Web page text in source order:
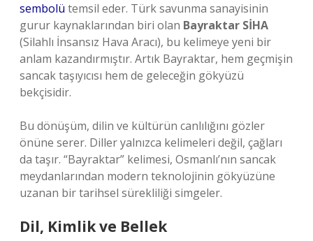
sembolü temsil eder. Türk savunma sanayisinin
gurur kaynaklarından biri olan Bayraktar SİHA
(Silahlı İnsansız Hava Aracı), bu kelimeye yeni bir
anlam kazandırmıştır. Artık Bayraktar, hem geçmişin
sancak taşıyıcısı hem de geleceğin gökyüzü
bekçisidir.
Bu dönüşüm, dilin ve kültürün canlılığını gözler
önüne serer. Diller yalnızca kelimeleri değil, çağları
da taşır. “Bayraktar” kelimesi, Osmanlı’nın sancak
meydanlarından modern teknolojinin gökyüzüne
uzanan bir tarihsel sürekliliği simgeler.
Dil, Kimlik ve Bellek